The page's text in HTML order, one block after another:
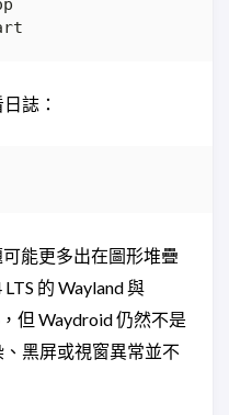
誌：
能更多出在圖形堆疊
的 Wayland 與
但 Waydroid 仍然不是
黑屏或視窗異常並不